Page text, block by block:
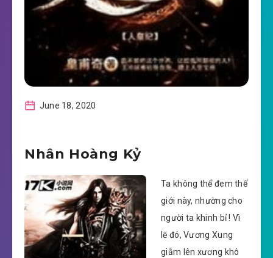
June 18, 2020
Nhân Hoàng Kỷ
Ta không thể đem thế
giới này, nhường cho
người ta khinh bỉ ! Vì
lẽ đó, Vương Xung
giẫm lên xương khô